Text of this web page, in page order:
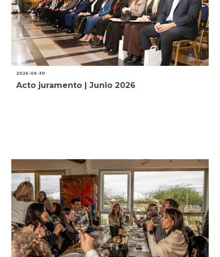
2026-06-30
Acto juramento | Junio 2026